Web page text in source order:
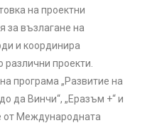
на проектни
за възлагане на
и координира
проекти.
програма „Развитие на
да Винчи“, „Еразъм +“ и
от Международната